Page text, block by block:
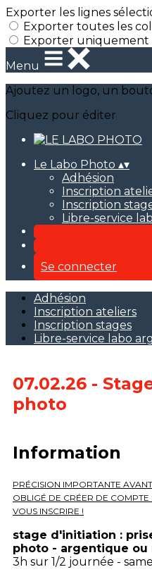
Exporter les lignes
Exporter toutes les
Exporter uniquement
Menu
Ajoutez un logo, un
Cliquez pour éditer
Le Labo Photo ▴▾
Adhésion
Inscription
Inscription
Libre-service
Se connecter
Adhésion
Inscription ateliers
Inscription stages
Libre-service labo
07.02.26 -
photo
Information
PRÉCISION IMPORTANTE
OBLIGÉ DE CRÉER DE
VOUS INSCRIRE !
stage d'initiation :
photo - argentique ou
3h sur 1/2 journée -